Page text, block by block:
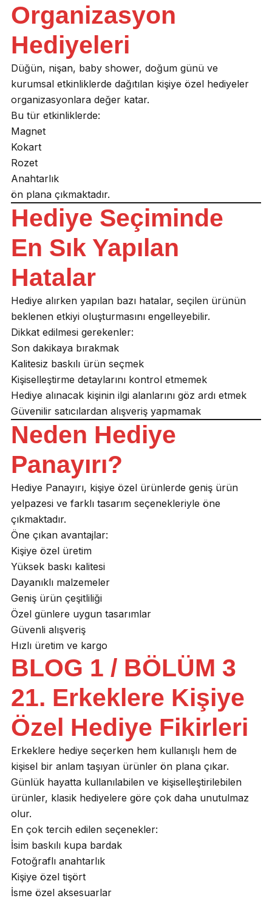
Organizasyon
Hediyeleri
Düğün, nişan, baby shower, doğum günü ve
kurumsal etkinliklerde dağıtılan kişiye özel hediyeler
organizasyonlara değer katar.
Bu tür etkinliklerde:
Magnet
Kokart
Rozet
Anahtarlık
ön plana çıkmaktadır.
Hediye Seçiminde
En Sık Yapılan
Hatalar
Hediye alırken yapılan bazı hatalar, seçilen ürünün
beklenen etkiyi oluşturmasını engelleyebilir.
Dikkat edilmesi gerekenler:
Son dakikaya bırakmak
Kalitesiz baskılı ürün seçmek
Kişiselleştirme detaylarını kontrol etmemek
Hediye alınacak kişinin ilgi alanlarını göz ardı etmek
Güvenilir satıcılardan alışveriş yapmamak
Neden Hediye
Panayırı?
Hediye Panayırı, kişiye özel ürünlerde geniş ürün
yelpazesi ve farklı tasarım seçenekleriyle öne
çıkmaktadır.
Öne çıkan avantajlar:
Kişiye özel üretim
Yüksek baskı kalitesi
Dayanıklı malzemeler
Geniş ürün çeşitliliği
Özel günlere uygun tasarımlar
Güvenli alışveriş
Hızlı üretim ve kargo
BLOG 1 / BÖLÜM 3
21. Erkeklere Kişiye
Özel Hediye Fikirleri
Erkeklere hediye seçerken hem kullanışlı hem de
kişisel bir anlam taşıyan ürünler ön plana çıkar.
Günlük hayatta kullanılabilen ve kişiselleştirilebilen
ürünler, klasik hediyelere göre çok daha unutulmaz
olur.
En çok tercih edilen seçenekler:
İsim baskılı kupa bardak
Fotoğraflı anahtarlık
Kişiye özel tişört
İsme özel aksesuarlar